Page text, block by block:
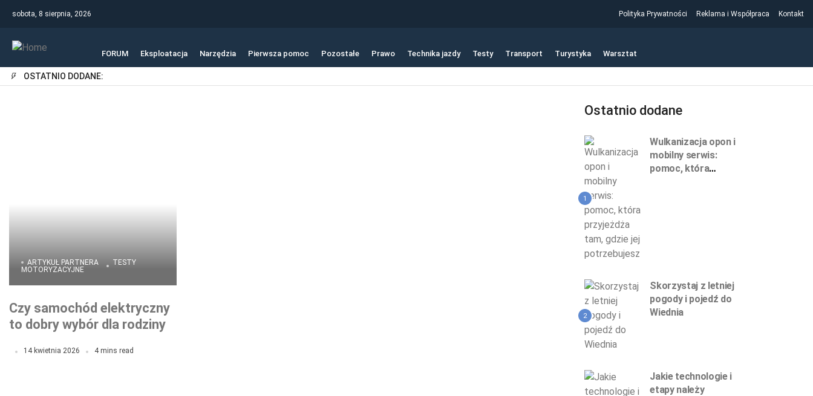
sobota, 8 sierpnia, 2026 Polityka Prywatności Reklama i Współpraca Kontakt
FORUM Eksploatacja Narzędzia Pierwsza pomoc Pozostałe Prawo Technika jazdy Testy Transport Turystyka Warsztat
OSTATNIO DODANE:
ARTYKUŁ PARTNERA
TESTY
MOTORYZACYJNE
Czy samochód elektryczny
to dobry wybór dla rodziny
14 kwietnia 2026 4 mins read
Ostatnio dodane
1
Wulkanizacja opon i
mobilny serwis:
pomoc, która
2
Skorzystaj z letniej
pogody i pojedź do
Wiednia
Jakie technologie i
etapy należy